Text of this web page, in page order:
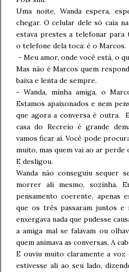
Uma noite, Wanda espera,
chegar. O celular dele só caía
estava prestes a telefonar para
o telefone dela toca: é o Marcos.
- Meu amor, onde você está, o
Mas não é Marcos quem
baixa e lenta de sempre.
- Wanda, minha amiga, o
Estamos apaixonados e nem
que agora a conversa é outra.
casa do Recreio é grande
vamos ficar aí. Você pode
muito, mas quem vai ao ar perde
E desligou.
Wanda não conseguiu sequer
morrer ali mesmo, sozinha.
pensamento coerente, apenas
que os três passaram juntos e
enxergava nada que pudesse
a amiga mal se falavam ou
quem animava as conversas. A
E ouviu muito claramente a
estivesse ali ao seu lado,